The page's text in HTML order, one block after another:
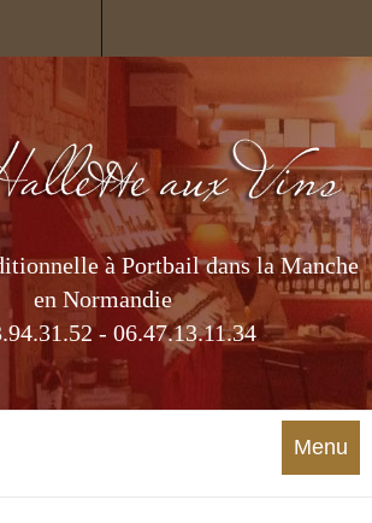
à Portbail dans la Manche
en Normandie
- 06.47.13.11.34
Menu
panel